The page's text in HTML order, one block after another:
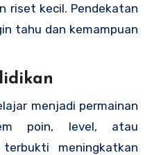
riset kecil. Pendekatan
tahu dan kemampuan
menjadi permainan
poin, level, atau
meningkatkan